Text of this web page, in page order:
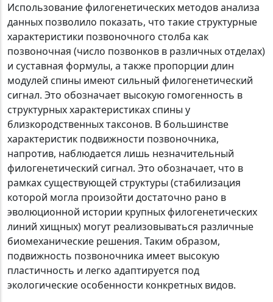
Использование филогенетических методов анализа
данных позволило показать, что такие структурные
характеристики позвоночного столба как
позвоночная (число позвонков в различных отделах)
и суставная формулы, а также пропорции длин
модулей спины имеют сильный филогенетический
сигнал. Это обозначает высокую гомогенность в
структурных характеристиках спины у
близкородственных таксонов. В большинстве
характеристик подвижности позвоночника,
напротив, наблюдается лишь незначительный
филогенетический сигнал. Это обозначает, что в
рамках существующей структуры (стабилизация
которой могла произойти достаточно рано в
эволюционной истории крупных филогенетических
линий хищных) могут реализовываться различные
биомеханические решения. Таким образом,
подвижность позвоночника имеет высокую
пластичность и легко адаптируется под
экологические особенности конкретных видов.